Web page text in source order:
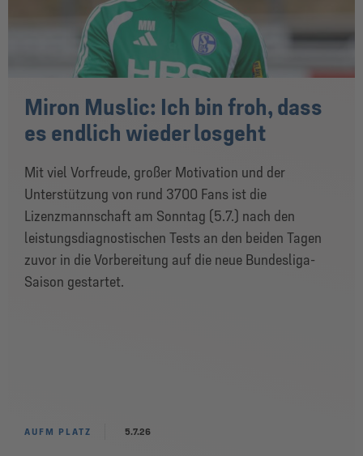
Miron Muslic: Ich bin froh, dass
es endlich wieder losgeht
Mit viel Vorfreude, großer Motivation und der
Unterstützung von rund 3700 Fans ist die
Lizenzmannschaft am Sonntag (5.7.) nach den
leistungsdiagnostischen Tests an den beiden Tagen
zuvor in die Vorbereitung auf die neue Bundesliga-
Saison gestartet.
AUFM PLATZ 5.7.26